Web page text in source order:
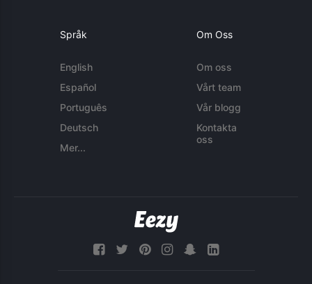
Språk
English
Español
Português
Deutsch
Mer...
Om Oss
Om oss
Vårt team
Vår blogg
Kontakta
oss